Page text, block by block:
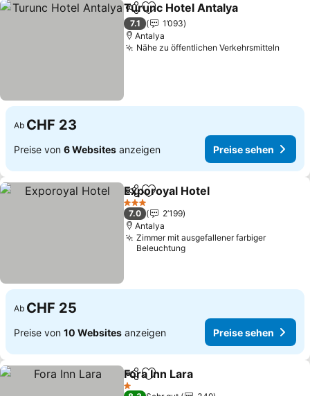
TeilenZu Favoriten hinzufügen
Turunc Hotel Antalya
7.1
1’093
Antalya
Nähe zu öffentlichen Verkehrsmitteln
Ab CHF 23
Preise von 6 Websites anzeigen Preise sehen
TeilenZu Favoriten hinzufügen
Exporoyal Hotel
3 Sterne
7.0
2’199
Antalya
Zimmer mit ausgefallener farbiger
Beleuchtung
Ab CHF 25
Preise von 10 Websites anzeigen Preise sehen
TeilenZu Favoriten hinzufügen
Fora Inn Lara
1 Sterne